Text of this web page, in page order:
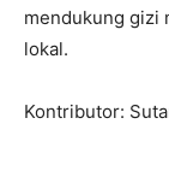
mendukung gizi
lokal.
Kontributor: